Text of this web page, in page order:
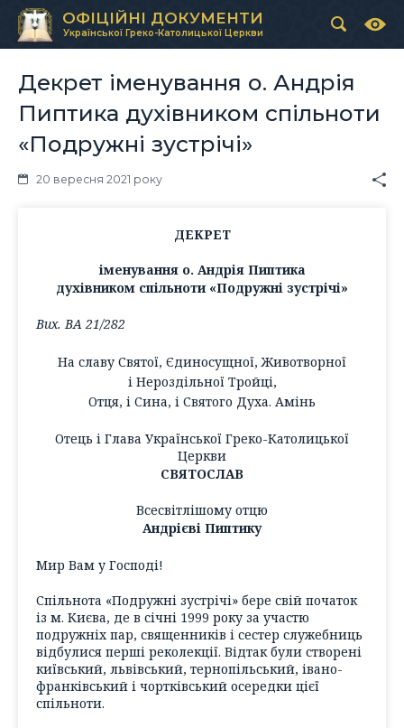
ОФІЦІЙНІ ДОКУМЕНТИ
Української Греко-Католицької Церкви
Декрет іменування о. Андрія
Пиптика духівником спільноти
«Подружні зустрічі»
20 вересня 2021 року
ДЕКРЕТ
іменування о. Андрія Пиптика
духівником спільноти «Подружні зустрічі»
Вих. ВА 21/282
На славу Святої, Єдиносущної, Животворної
і Нероздільної Тройці,
Отця, і Сина, і Святого Духа. Амінь
Отець і Глава Української Греко-Католицької
Церкви
СВЯТОСЛАВ
Всесвітлішому отцю
Андрієві Пиптику
Мир Вам у Господі!
Спільнота «Подружні зустрічі» бере свій початок
із м. Києва, де в січні 1999 року за участю
подружніх пар, священників і сестер служебниць
відбулися перші реколекції. Відтак були створені
київський, львівський, тернопільський, івано-
франківський і чортківський осередки цієї
спільноти.